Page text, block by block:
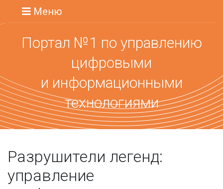
Меню
Портал №1 по управлению
цифровыми
и информационными
технологиями
Разрушители легенд:
управление